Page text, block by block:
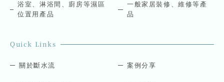
l
浴室、淋浴間、廚房等濕區
位置用產品
一般家居裝修、維修等產
品
Quick Links
關於斷水流 案例分享